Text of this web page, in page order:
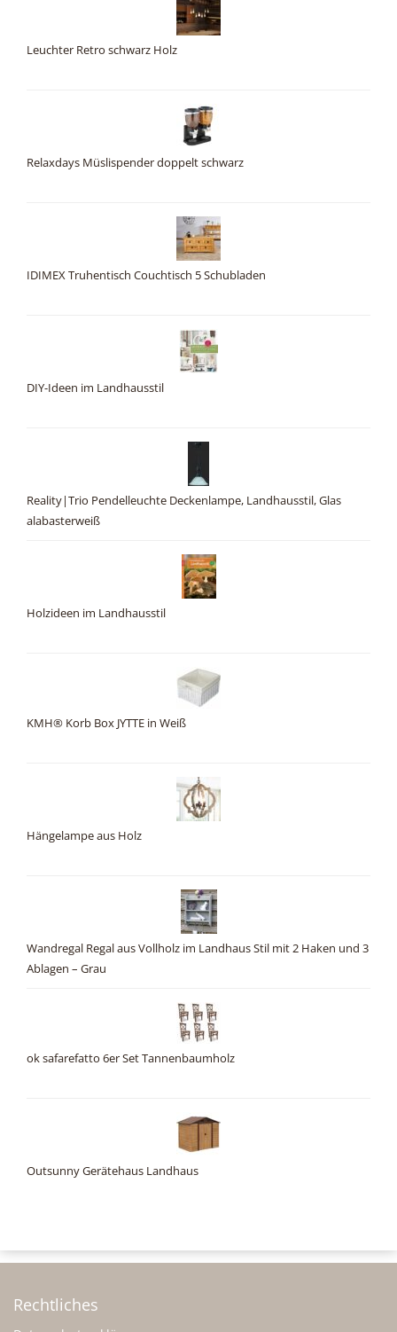
Leuchter Retro schwarz Holz
Relaxdays Müslispender doppelt schwarz
IDIMEX Truhentisch Couchtisch 5 Schubladen
DIY-Ideen im Landhausstil
Reality|Trio Pendelleuchte Deckenlampe, Landhausstil, Glas
alabasterweiß
Holzideen im Landhausstil
KMH® Korb Box JYTTE in Weiß
Hängelampe aus Holz
Wandregal Regal aus Vollholz im Landhaus Stil mit 2 Haken und 3
Ablagen – Grau
ok safarefatto 6er Set Tannenbaumholz
Outsunny Gerätehaus Landhaus
Rechtliches